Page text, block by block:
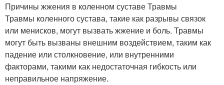
Причины жжения в коленном суставе Травмы
Травмы коленного сустава, такие как разрывы связок
или менисков, могут вызвать жжение и боль. Травмы
могут быть вызваны внешним воздействием, таким как
падение или столкновение, или внутренними
факторами, такими как недостаточная гибкость или
неправильное напряжение.